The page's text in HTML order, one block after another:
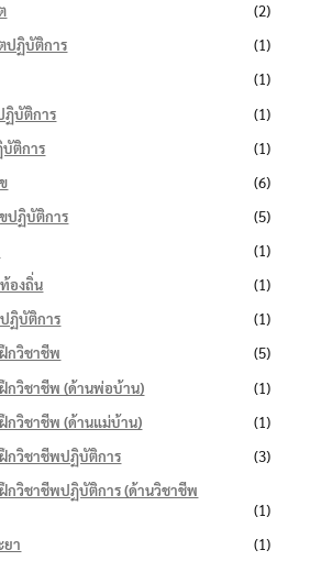
(2)
ปฏิบัติการ
(1)
(1)
ฏิบัติการ
(1)
ติการ
(1)
(6)
ปฏิบัติการ
(5)
(1)
องถิ่น
(1)
ฏิบัติการ
(1)
กวิชาชีพ
(5)
กวิชาชีพ (ด้านพ่อบ้าน)
(1)
กวิชาชีพ (ด้านแม่บ้าน)
(1)
กวิชาชีพปฏิบัติการ
(3)
กวิชาชีพปฏิบัติการ (ด้านวิชาชีพ
(1)
ยา
(1)